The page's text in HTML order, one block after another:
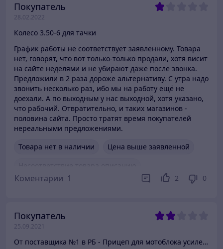
Покупатель
28.02.2022
Колесо 3.50-6 для тачки
График работы не соответствует заявленному. Товара
нет, говорят, что вот только-только продали, хотя висит
на сайте неделями и не убирают даже после звонка.
Предложили в 2 раза дороже альтернативу. С утра надо
звонить несколько раз, ибо мы на работу ещё не
доехали. А по выходным у нас выходной, хотя указано,
что рабочий. Отвратительно, и таких магазинов -
половина сайта. Просто тратят время покупателей
нереальными предложениями.
Товара нет в наличии
Цена выше заявленной
Несоответствие товара описанию
Невежливый продавец
Коментарии 1 2 0
Покупатель
25.09.2021
От поставщика №1 в РБ - Прицеп для мотоблока усиленный